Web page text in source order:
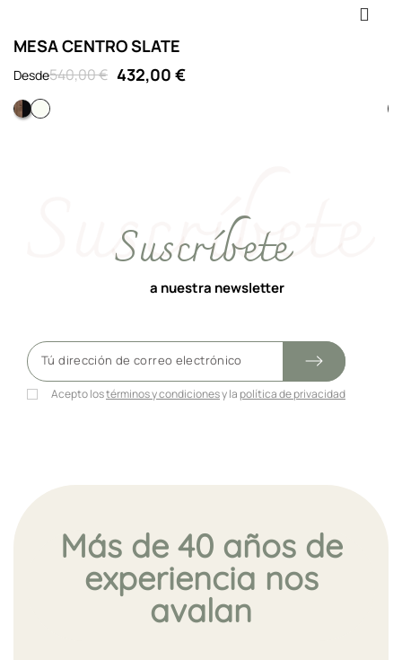
MESA CENTRO SLATE
Desde540,00 € 432,00 €
Nogal melamina y negro
Blanco
Suscríbete
a nuestra newsletter
Acepto lostérminos y condicionesy la política de privacidad
Más de 40 años de
experiencia nos
avalan